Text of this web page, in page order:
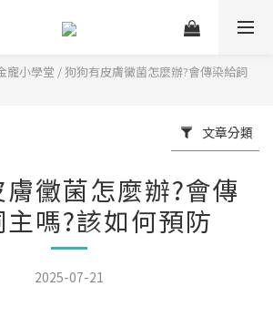
寵小學堂 /狗狗有皮膚黴菌怎麼辦?會傳染給飼
文章分類
黴菌怎麼辦?會傳
嗎?該如何預防
2025-07-21